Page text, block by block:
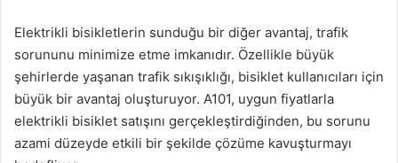
Elektrikli bisikletlerin sunduğu bir diğer avantaj, trafik
sorununu minimize etme imkanıdır. Özellikle büyük
şehirlerde yaşanan trafik sıkışıklığı, bisiklet kullanıcıları için
büyük bir avantaj oluşturuyor. A101, uygun fiyatlarla
elektrikli bisiklet satışını gerçekleştirdiğinden, bu sorunu
azami düzeyde etkili bir şekilde çözüme kavuşturmayı